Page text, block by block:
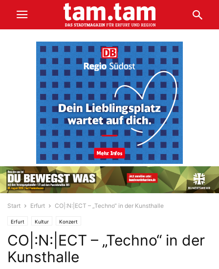
Start Erfurt CO|:N:|ECT – „Techno“ in der Kunsthalle
Erfurt Kultur Konzert
CO|:N:|ECT – „Techno“ in der
Kunsthalle